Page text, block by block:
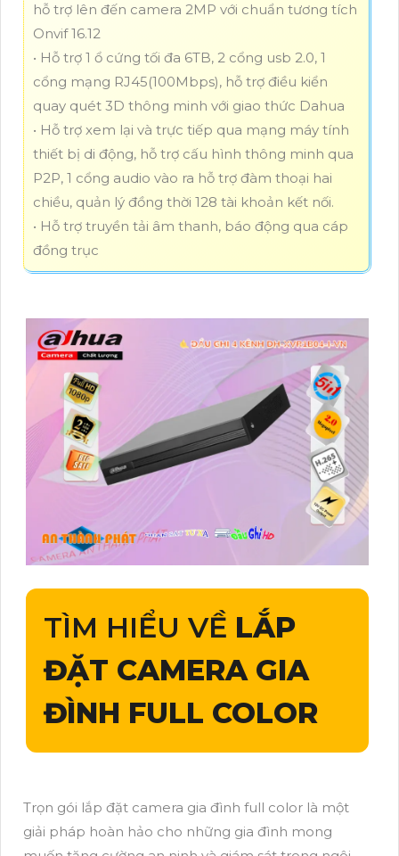
hỗ trợ lên đến camera 2MP với chuẩn tương tích
Onvif 16.12
• Hỗ trợ 1 ổ cứng tối đa 6TB, 2 cổng usb 2.0, 1
cổng mạng RJ45(100Mbps), hỗ trợ điều kiển
quay quét 3D thông minh với giao thức Dahua
• Hỗ trợ xem lại và trực tiếp qua mạng máy tính
thiết bị di động, hỗ trợ cấu hình thông minh qua
P2P, 1 cổng audio vào ra hỗ trợ đàm thoại hai
chiều, quản lý đồng thời 128 tài khoản kết nối.
• Hỗ trợ truyền tải âm thanh, báo động qua cáp
đồng trục
TÌM HIỂU VỀ LẮP
ĐẶT CAMERA GIA
ĐÌNH FULL COLOR
Trọn gói lắp đặt camera gia đình full color là một
giải pháp hoàn hảo cho những gia đình mong